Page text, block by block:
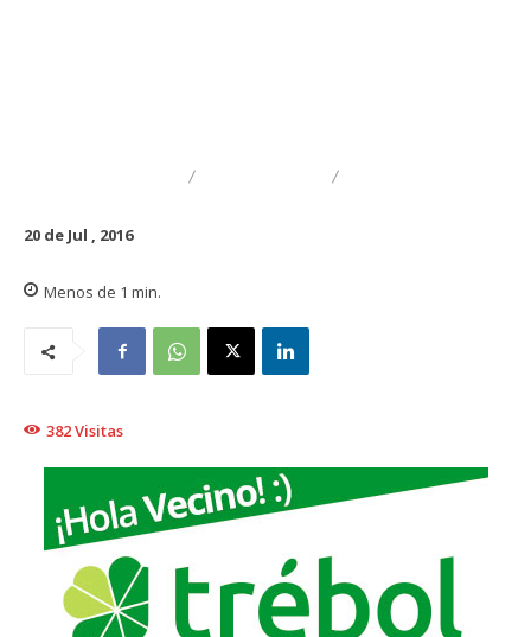
20 de Jul , 2016
Menos de 1 min.
382Visitas